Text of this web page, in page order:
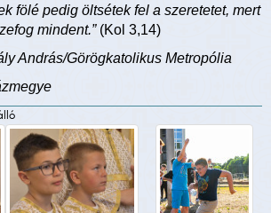
fölé pedig öltsétek fel a szeretetet, mert
mindent.”(Kol 3,14)
András/Görögkatolikus Metropólia